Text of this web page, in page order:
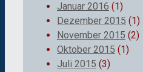
Januar 2016 (1)
Dezember 2015 (1)
November 2015 (2)
Oktober 2015 (1)
Juli 2015 (3)